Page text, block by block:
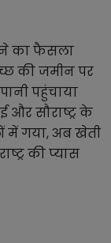
का फैसला
की जमीन पर
पहुंचाया
सौराष्ट्र के
में गया, अब खेती
की प्यास